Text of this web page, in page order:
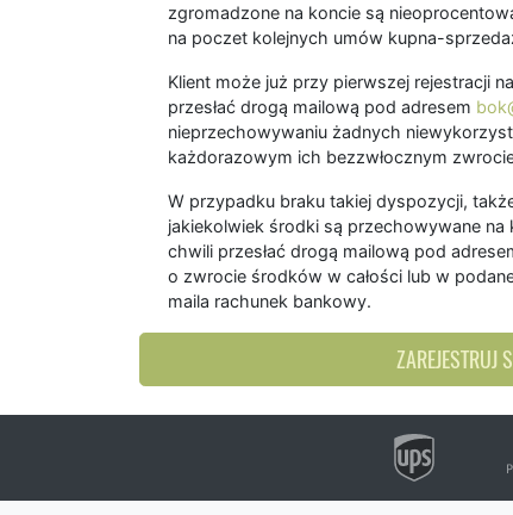
zgromadzone na koncie są
na poczet kolejnych umów kupna-
Klient może już przy pierwszej rejestracji
przesłać drogą mailową pod adresem
nieprzechowywaniu żadnych
każdorazowym ich bezzwłocznym
W przypadku braku takiej dyspozycji,
jakiekolwiek środki są przechowywane na
chwili przesłać drogą mailową pod
o zwrocie środków w całości lub w
maila rachunek bankowy.
ZAREJESTRUJ